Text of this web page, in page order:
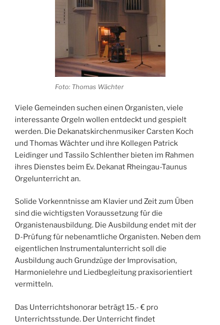
Foto: Thomas Wächter
Viele Gemeinden suchen einen Organisten, viele
interessante Orgeln wollen entdeckt und gespielt
werden. Die Dekanatskirchenmusiker Carsten Koch
und Thomas Wächter und ihre Kollegen Patrick
Leidinger und Tassilo Schlenther bieten im Rahmen
ihres Dienstes beim Ev. Dekanat Rheingau-Taunus
Orgelunterricht an.
Solide Vorkenntnisse am Klavier und Zeit zum Üben
sind die wichtigsten Voraussetzung für die
Organistenausbildung. Die Ausbildung endet mit der
D-Prüfung für nebenamtliche Organisten. Neben dem
eigentlichen Instrumentalunterricht soll die
Ausbildung auch Grundzüge der Improvisation,
Harmonielehre und Liedbegleitung praxisorientiert
vermitteln.
Das Unterrichtshonorar beträgt 15.- € pro
Unterrichtsstunde. Der Unterricht findet